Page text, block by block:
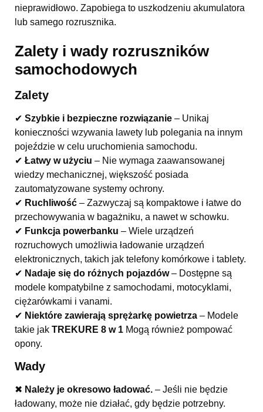
nieprawidłowo. Zapobiega to uszkodzeniu akumulatora
lub samego rozrusznika.
Zalety i wady rozruszników
samochodowych
Zalety
✔ Szybkie i bezpieczne rozwiązanie – Unikaj
konieczności wzywania lawety lub polegania na innym
pojeździe w celu uruchomienia samochodu.
✔ Łatwy w użyciu – Nie wymaga zaawansowanej
wiedzy mechanicznej, większość posiada
zautomatyzowane systemy ochrony.
✔ Ruchliwość – Zazwyczaj są kompaktowe i łatwe do
przechowywania w bagażniku, a nawet w schowku.
✔ Funkcja powerbanku – Wiele urządzeń
rozruchowych umożliwia ładowanie urządzeń
elektronicznych, takich jak telefony komórkowe i tablety.
✔ Nadaje się do różnych pojazdów– Dostępne są
modele kompatybilne z samochodami, motocyklami,
ciężarówkami i vanami.
✔ Niektóre zawierają sprężarkę powietrza – Modele
takie jak TREKURE 8 w 1 Mogą również pompować
opony.
Wady
✖ Należy je okresowo ładować. – Jeśli nie będzie
ładowany, może nie działać, gdy będzie potrzebny.